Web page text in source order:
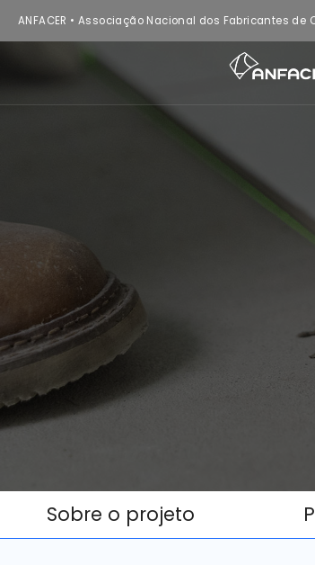
ANFACER • Associação Nacional dos Fabricantes
Sobre o projeto